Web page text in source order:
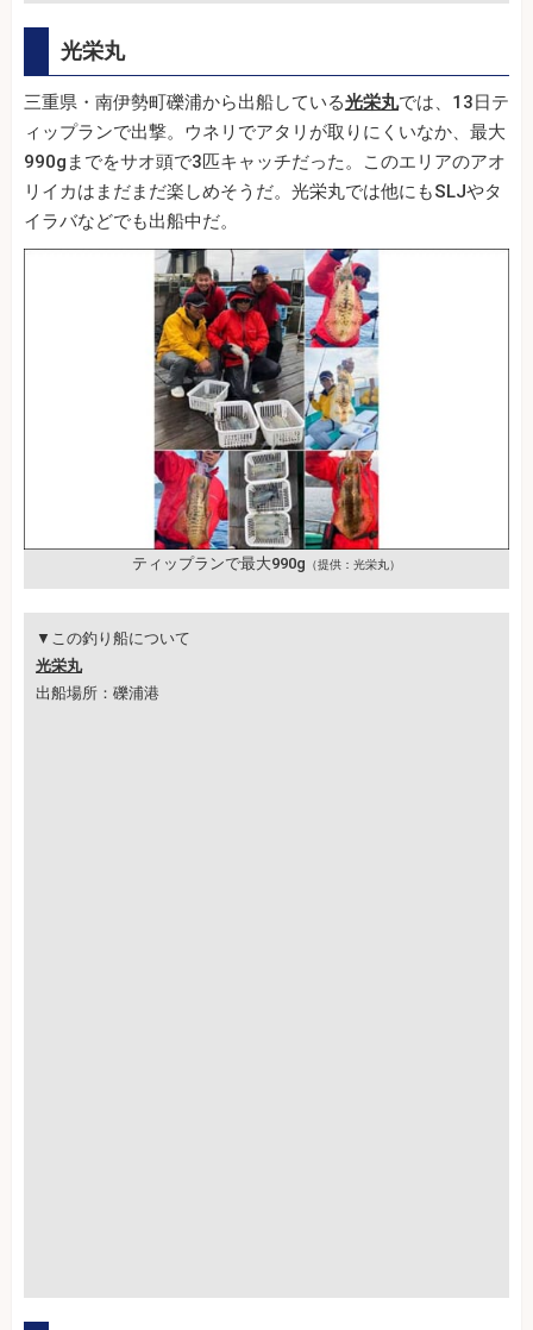
光栄丸
三重県・南伊勢町礫浦から出船している光栄丸では、13日テ
ィップランで出撃。ウネリでアタリが取りにくいなか、最大
990gまでをサオ頭で3匹キャッチだった。このエリアのアオ
リイカはまだまだ楽しめそうだ。光栄丸では他にもSLJやタ
イラバなどでも出船中だ。
ティップランで最大990g （提供：光栄丸）
▼この釣り船について
光栄丸
出船場所：礫浦港